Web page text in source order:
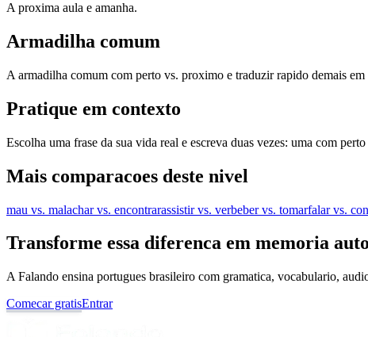
A proxima aula e amanha.
Armadilha comum
A armadilha comum com perto vs. proximo e traduzir rapido demais
Pratique em contexto
Escolha uma frase da sua vida real e escreva duas vezes: uma com
Mais comparacoes deste nivel
mau vs. malachar vs. encontrarassistir vs. verbeber vs. tomarfalar vs.
Transforme essa diferenca em memoria
A Falando ensina portugues brasileiro com gramatica, vocabulario,
Comecar gratisEntrar